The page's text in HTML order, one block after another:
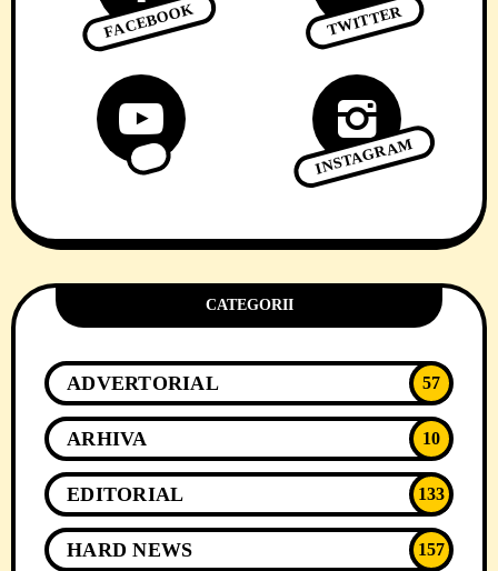
FACEBOOK TWITTER
INSTAGRAM
CATEGORII
ADVERTORIAL 57
ARHIVA 10
EDITORIAL 133
HARD NEWS 157